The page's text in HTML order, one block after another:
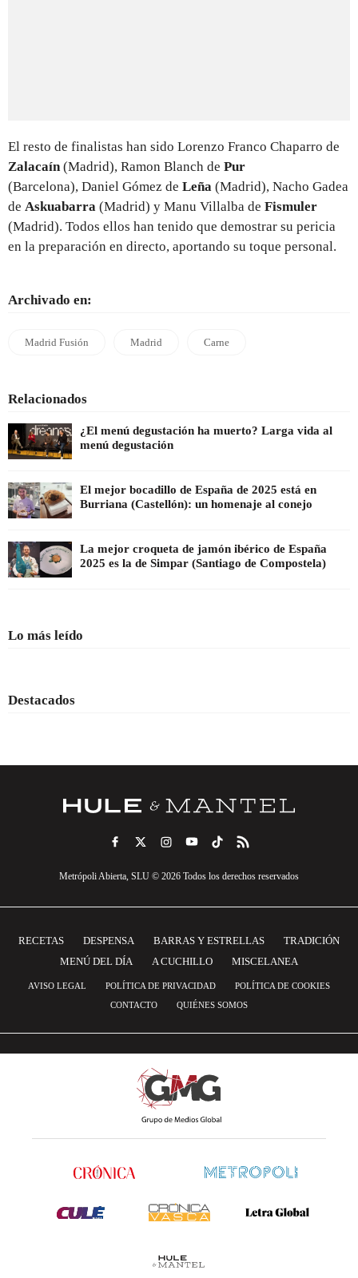
El resto de finalistas han sido Lorenzo Franco Chaparro de
Zalacaín(Madrid), Ramon Blanch de Pur
(Barcelona), Daniel Gómez de Leña (Madrid), Nacho Gadea
de Askuabarra (Madrid) y Manu Villalba de Fismuler
(Madrid). Todos ellos han tenido que demostrar su pericia
en la preparación en directo, aportando su toque personal.
Archivado en:
Madrid Fusión Madrid Carne
Relacionados
¿El menú degustación ha muerto? Larga vida al
menú degustación
El mejor bocadillo de España de 2025 está en
Burriana (Castellón): un homenaje al conejo
La mejor croqueta de jamón ibérico de España
2025 es la de Simpar (Santiago de Compostela)
Lo más leído
Destacados
Metrópoli Abierta, SLU © 2026 Todos los derechos reservados
RECETAS DESPENSA BARRAS Y ESTRELLAS
TRADICIÓN
MENÚ DEL DÍA
A CUCHILLO MISCELANEA
AVISO LEGAL POLÍTICA DE PRIVACIDAD
POLÍTICA DE COOKIES
CONTACTO
QUIÉNES SOMOS